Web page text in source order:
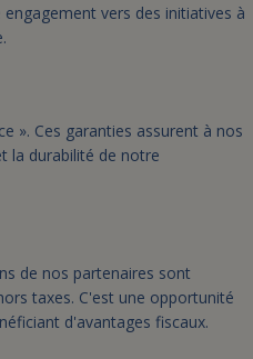
vers des initiatives à
». Ces garanties assurent à nos
la durabilité de notre
de nos partenaires sont
taxes. C'est une opportunité
d'avantages fiscaux.